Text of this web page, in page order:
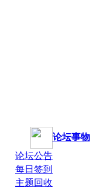
论坛事物
论坛公告
每日签到
主题回收